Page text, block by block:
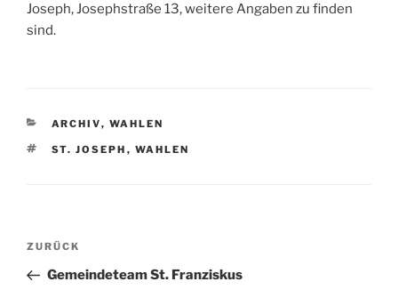
Joseph, Josephstraße 13, weitere Angaben zu finden
sind.
KATEGORIEN
ARCHIV, WAHLEN
SCHLAGWÖRTER
ST. JOSEPH , WAHLEN
Beitragsnavigation
Vorheriger
Beitrag
ZURÜCK
Gemeindeteam St. Franziskus